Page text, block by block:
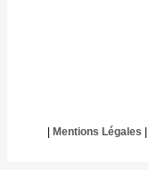
Mentions Légales